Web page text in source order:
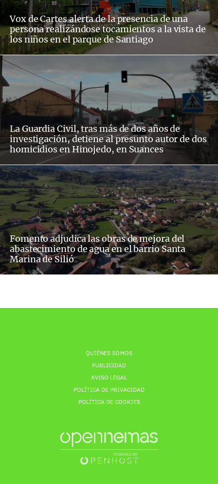
Vox de Cartes alerta de la presencia de una
persona realizándose tocamientos a la vista de
los niños en el parque de Santiago
La Guardia Civil, tras más de dos años de
investigación, detiene al presunto autor de dos
homicidios en Hinojedo, en Suances
Fomento adjudica las obras de mejora del
abastecimiento de agua en el barrio Santa
Marina de Silió
QUIÉNES SOMOS
PUBLICIDAD
AVISO LEGAL
POLÍTICA DE PRIVACIDAD
POLÍTICA DE COOKIES